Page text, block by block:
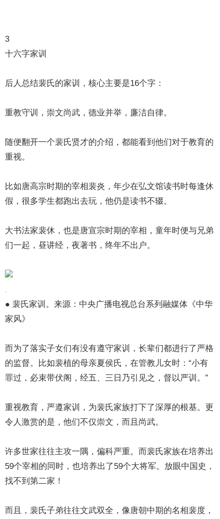
3
十六字家训
后人总结裴氏的家训，核心主要是16个字：
重教守训，崇文尚武，德业并举，廉洁自律。
随便翻开一个裴氏贤才的介绍，都能看到他们对于教育的
重视。
比如唐高宗时期的宰相裴炎，年少在弘文馆读书时每逢休
假，很多学生都跑出去玩，他仍是读书不辍。
大书法家裴休，也是唐宣宗时期的宰相，童年时便与兄弟
们一起，昼讲经，夜著书，终年不出户。
● 裴氏家训。来源：中央广播电视总台系列融媒体《中华
家风》
而为了落实子女们有没有遵守家训，长辈们都进行了严格
的监督。比如裴植的母亲夏侯氏，在管教儿女时：“小有
罪过，必束带伏阁，经五、三日乃引见之，督以严训。”
重视教育，严遵家训，为裴氏家族打下了深厚的根基。更
令人激赏的是，他们不仅崇文，而且尚武。
许多世家往往主攻一隅，偏科严重。而裴氏家族在培养出
59个宰相的同时，也培养出了59个大将军。放眼中国史，
找不到第二家！
而且，裴氏子弟往往文武双全，像唐朝中期的名相裴度，